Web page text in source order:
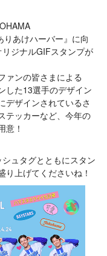
あけハーバー』に向
ジナルGIFスタンプが
ァンの皆さまによる
した13選手のデザイン
デザインされているさ
テッカーなど、今年の
意！
ュタグとともにスタン
上げてくださいね！